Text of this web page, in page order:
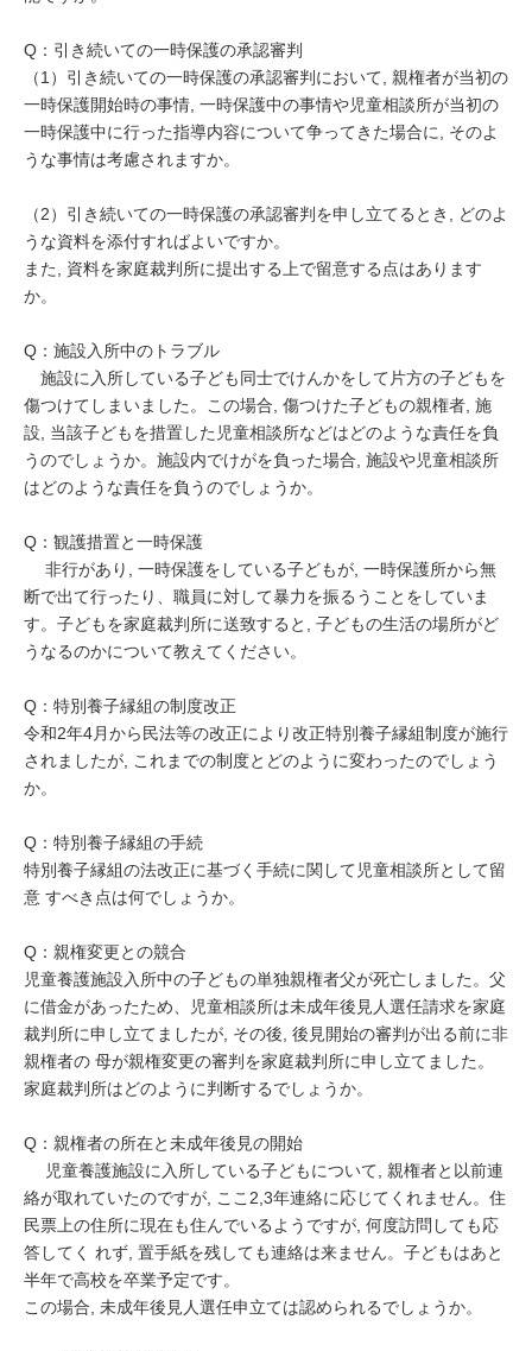
Q：引き続いての一時保護の承認審判
（1）引き続いての一時保護の承認審判において, 親権者が当初の
一時保護開始時の事情, 一時保護中の事情や児童相談所が当初の
一時保護中に行った指導内容について争ってきた場合に, そのよ
うな事情は考慮されますか。
（2）引き続いての一時保護の承認審判を申し立てるとき, どのよ
うな資料を添付すればよいですか。
また, 資料を家庭裁判所に提出する上で留意する点はあります
か。
Q：施設入所中のトラブル
施設に入所している子ども同士でけんかをして片方の子どもを
傷つけてしまいました。この場合, 傷つけた子どもの親権者, 施
設, 当該子どもを措置した児童相談所などはどのような責任を負
うのでしょうか。施設内でけがを負った場合, 施設や児童相談所
はどのような責任を負うのでしょうか。
Q：観護措置と一時保護
非行があり, 一時保護をしている子どもが, 一時保護所から無
断で出て行ったり、職員に対して暴力を振るうことをしていま
す。子どもを家庭裁判所に送致すると, 子どもの生活の場所がど
うなるのかについて教えてください。
Q：特別養子縁組の制度改正
令和2年4月から民法等の改正により改正特別養子縁組制度が施行
されましたが, これまでの制度とどのように変わったのでしょう
か。
Q：特別養子縁組の手続
特別養子縁組の法改正に基づく手続に関して児童相談所として留
意 すべき点は何でしょうか。
Q：親権変更との競合
児童養護施設入所中の子どもの単独親権者父が死亡しました。父
に借金があったため、児童相談所は未成年後見人選任請求を家庭
裁判所に申し立てましたが, その後, 後見開始の審判が出る前に非
親権者の 母が親権変更の審判を家庭裁判所に申し立てました。
家庭裁判所はどのように判断するでしょうか。
Q：親権者の所在と未成年後見の開始
児童養護施設に入所している子どもについて, 親権者と以前連
絡が取れていたのですが, ここ2,3年連絡に応じてくれません。住
民票上の住所に現在も住んでいるようですが, 何度訪問しても応
答してく れず, 置手紙を残しても連絡は来ません。子どもはあと
半年で高校を卒業予定です。
この場合, 未成年後見人選任申立ては認められるでしょうか。